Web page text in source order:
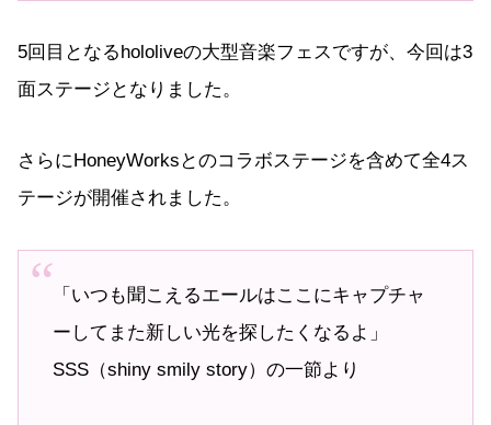
5回目となるhololiveの大型音楽フェスですが、今回は3
面ステージとなりました。
さらにHoneyWorksとのコラボステージを含めて全4ス
テージが開催されました。
「いつも聞こえるエールはここにキャプチャ
ーしてまた新しい光を探したくなるよ」
SSS（shiny smily story）の一節より